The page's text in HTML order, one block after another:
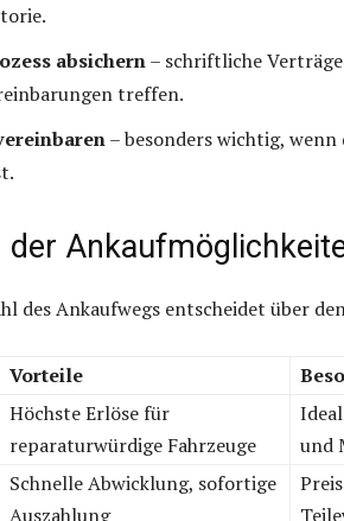
absichern– schriftliche
treffen.
– besonders wichtig, wenn
der
des Ankaufwegs entscheidet über
Vorteile
Höchste Erlöse für
reparaturwürdige Fahrzeuge
und
Schnelle Abwicklung, sofortige
Auszahlung